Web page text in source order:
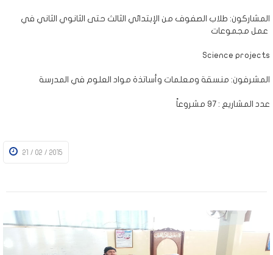
المشاركون: طلاب الصفوف من الإبتدائي الثالث حتى الثانوي الثاني في
Science projects
المشرفون: منسقة ومعلمات وأساتذة مواد العلوم في المدرسة
عدد المشاريع : 97 مشروعاً
21 / 02 / 2015